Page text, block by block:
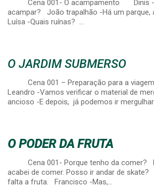
Cena 001- O acampamento Dinis -
acampar? João trapalhão -Há um parque,
Luísa -Quais ruínas? …
O JARDIM SUBMERSO
Cena 001 – Preparação para a
Leandro -Vamos verificar o material de
ancioso -E depois, já podemos ir
O PODER DA FRUTA
Cena 001- Porque tenho da comer?
acabei de comer. Posso ir andar de skate?
falta a fruta. Francisco -Mas,…